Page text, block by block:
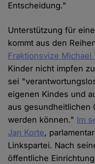
Entscheidung."
Unterstützung für
kommt aus den
Fraktionsvize Michael
Kinder nicht impfen
sei
eigenen Kindes und
aus gesundheitlichen
werden können." Im
Jan Korte,
Linkspartei. Nach
öffentliche